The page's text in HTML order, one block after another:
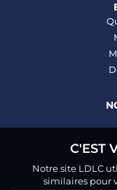
C'EST
Notre site LDLC
similaires pour